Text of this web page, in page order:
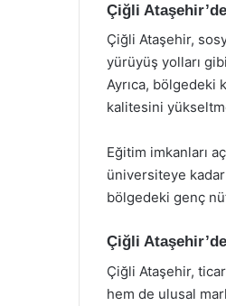
Çiğli
Çiğli Ataşehir,
yürüyüş yolları
Ayrıca, bölgedeki
kalitesini
Eğitim imkanları
üniversiteye
bölgedeki genç
Çiğli
Çiğli Ataşehir,
hem de ulusal